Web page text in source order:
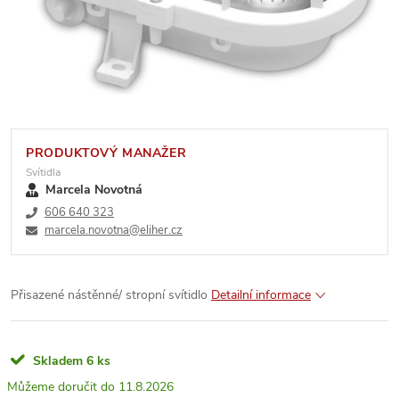
PRODUKTOVÝ MANAŽER
Svítidla
Marcela Novotná
606 640 323
marcela.novotna@eliher.cz
Přisazené nástěnné/ stropní svítidlo Detailní informace
Skladem 6 ks
11.8.2026